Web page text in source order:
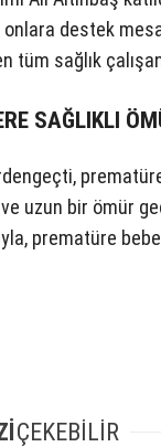
destek
tüm sağlık
SAĞLIKLI
ve uzun bir ömür
prematüre
ÇEKEBİLİR